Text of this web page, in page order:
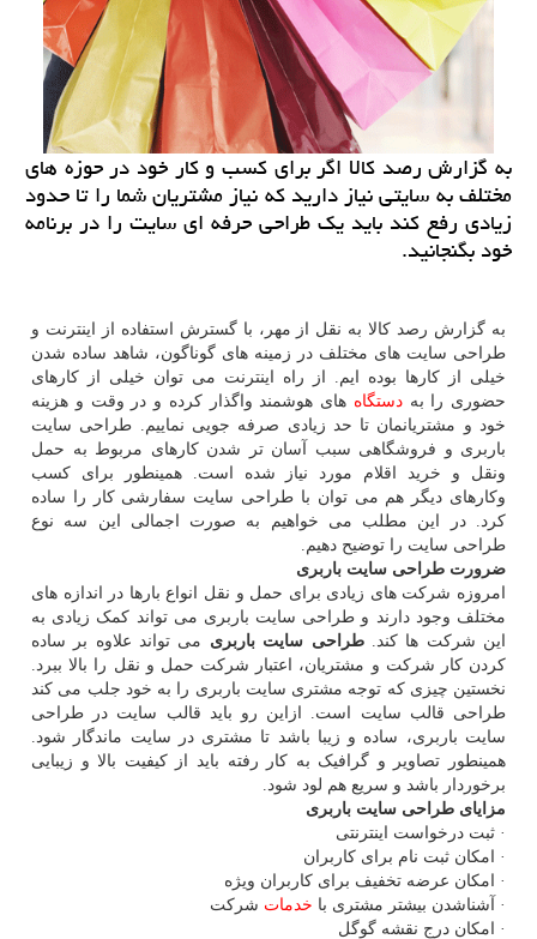
به گزارش رصد كالا اگر برای كسب و كار خود در حوزه های
مختلف به سایتی نیاز دارید كه نیاز مشتریان شما را تا حدود
زیادی رفع كند باید یك طراحی حرفه ای سایت را در برنامه
خود بگنجانید.
به گزارش رصد کالا به نقل از مهر، با گسترش استفاده از اینترنت و
طراحی سایت های مختلف در زمینه‏ های گوناگون، شاهد ساده شدن
خیلی از کارها بوده‏ ایم. از راه اینترنت می‏ توان خیلی از کارهای
حضوری را بهدستگاه های هوشمند واگذار کرده و در وقت و هزینه
خود و مشتریانمان تا حد زیادی صرفه‏ جویی نماییم. طراحی سایت
باربری و فروشگاهی سبب آسان تر شدن کارهای مربوط به حمل‏
و‏نقل و خرید اقلام مورد نیاز شده است. همینطور برای کسب‏
وکارهای دیگر هم می‏ توان با طراحی سایت سفارشی کار را ساده
کرد. در این مطلب می خواهیم به صورت اجمالی این سه نوع
طراحی سایت را توضیح دهیم.
ضرورت طراحی سایت باربری
امروزه شرکت های زیادی برای حمل و نقل انواع بارها در اندازه‏ های
مختلف وجود دارند و طراحی سایت باربری می‏ تواند کمک زیادی به
این شرکت ها کند. طراحی سایت باربری می تواند علاوه بر ساده
کردن کار شرکت و مشتریان، اعتبار شرکت حمل و نقل را بالا ببرد.
نخستین چیزی که توجه مشتری سایت باربری را به خود جلب می‏ کند
طراحی قالب سایت است. ازاین رو باید قالب سایت در طراحی
سایت باربری، ساده و زیبا باشد تا مشتری در سایت ماندگار شود.
همینطور تصاویر و گرافیک به کار رفته باید از کیفیت بالا و زیبایی
برخوردار باشد و سریع هم لود شود.
مزایای طراحی سایت باربری
· ثبت درخواست اینترنتی
· امکان ثبت نام برای کاربران
· امکان عرضه تخفیف برای کاربران ویژه
· آشناشدن بیشتر مشتری با خدمات شرکت
· امکان درج نقشه گوگل